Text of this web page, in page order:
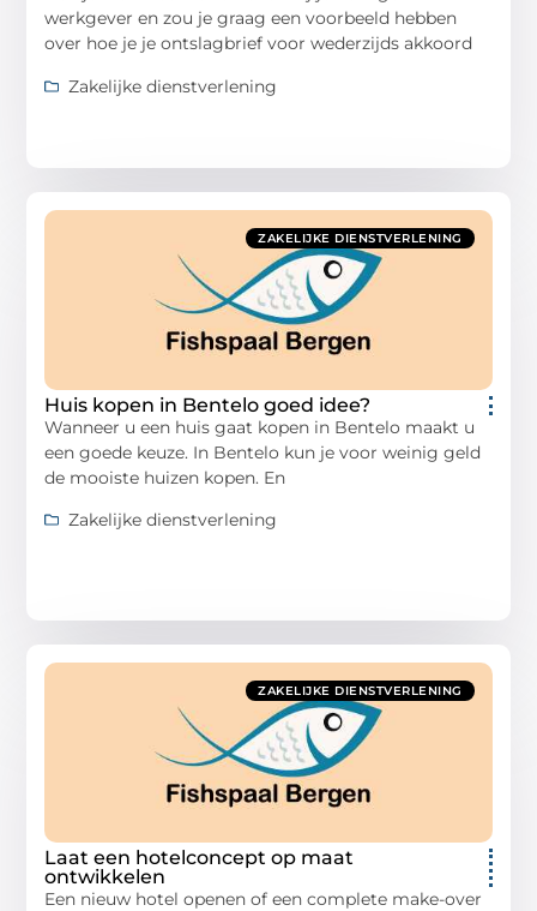
werkgever en zou je graag een voorbeeld hebben
over hoe je je ontslagbrief voor wederzijds akkoord
Zakelijke dienstverlening
ZAKELIJKE DIENSTVERLENING
Huis kopen in Bentelo goed idee?
Wanneer u een huis gaat kopen in Bentelo maakt u
een goede keuze. In Bentelo kun je voor weinig geld
de mooiste huizen kopen. En
Zakelijke dienstverlening
ZAKELIJKE DIENSTVERLENING
Laat een hotelconcept op maat
ontwikkelen
Een nieuw hotel openen of een complete make-over